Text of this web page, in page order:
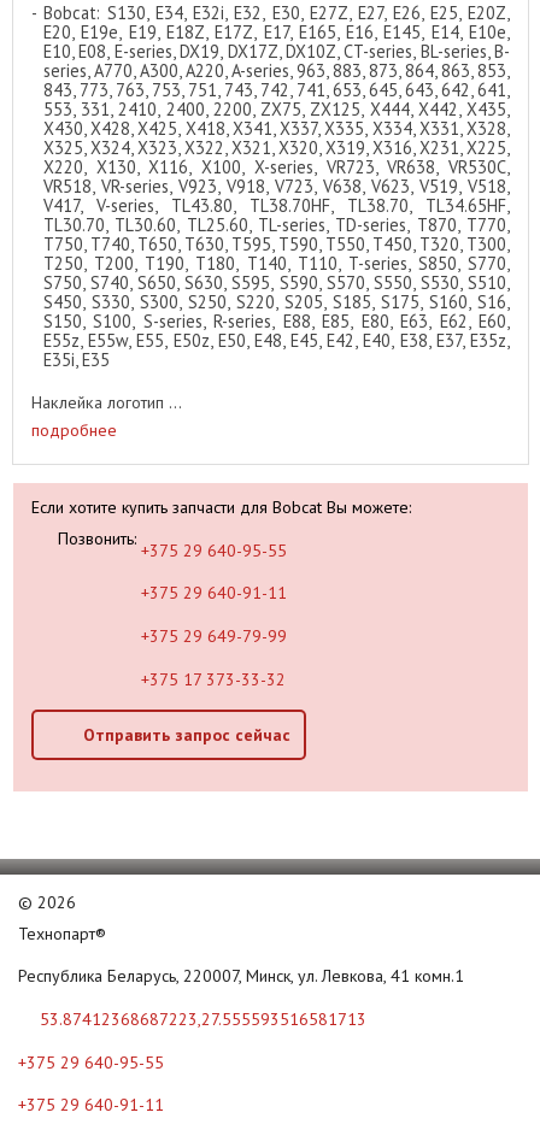
Bobcat: S130, E34, E32i, E32, E30, E27Z, E27, E26, E25, E20Z,
E20, E19e, E19, E18Z, E17Z, E17, E165, E16, E145, E14, E10e,
E10, E08, E-series, DX19, DX17Z, DX10Z, CT-series, BL-series, B-
series, A770, A300, A220, A-series, 963, 883, 873, 864, 863, 853,
843, 773, 763, 753, 751, 743, 742, 741, 653, 645, 643, 642, 641,
553, 331, 2410, 2400, 2200, ZX75, ZX125, X444, X442, X435,
X430, X428, X425, X418, X341, X337, X335, X334, X331, X328,
X325, X324, X323, X322, X321, X320, X319, X316, X231, X225,
X220, X130, X116, X100, X-series, VR723, VR638, VR530C,
VR518, VR-series, V923, V918, V723, V638, V623, V519, V518,
V417, V-series, TL43.80, TL38.70HF, TL38.70, TL34.65HF,
TL30.70, TL30.60, TL25.60, TL-series, TD-series, T870, T770,
T750, T740, T650, T630, T595, T590, T550, T450, T320, T300,
T250, T200, T190, T180, T140, T110, T-series, S850, S770,
S750, S740, S650, S630, S595, S590, S570, S550, S530, S510,
S450, S330, S300, S250, S220, S205, S185, S175, S160, S16,
S150, S100, S-series, R-series, E88, E85, E80, E63, E62, E60,
E55z, E55w, E55, E50z, E50, E48, E45, E42, E40, E38, E37, E35z,
E35i, E35
Наклейка логотип ...
подробнее
Если хотите купить запчасти для Bobcat Вы можете:
Позвонить:
+375 29 640-95-55
+375 29 640-91-11
+375 29 649-79-99
+375 17 373-33-32
Отправить запрос сейчас
© 2026
Технопарт®
Республика Беларусь, 220007, Минск, ул. Левкова, 41 комн.1
53.87412368687223,27.555593516581713
+375 29 640-95-55
+375 29 640-91-11